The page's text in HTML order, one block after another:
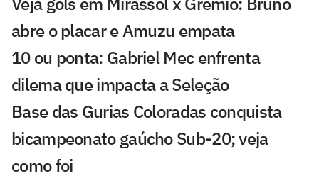
abre o placar e Amuzu empata
10 ou ponta: Gabriel Mec enfrenta
dilema que impacta a Seleção
Base das Gurias Coloradas conquista
bicampeonato gaúcho Sub-20; veja
como foi